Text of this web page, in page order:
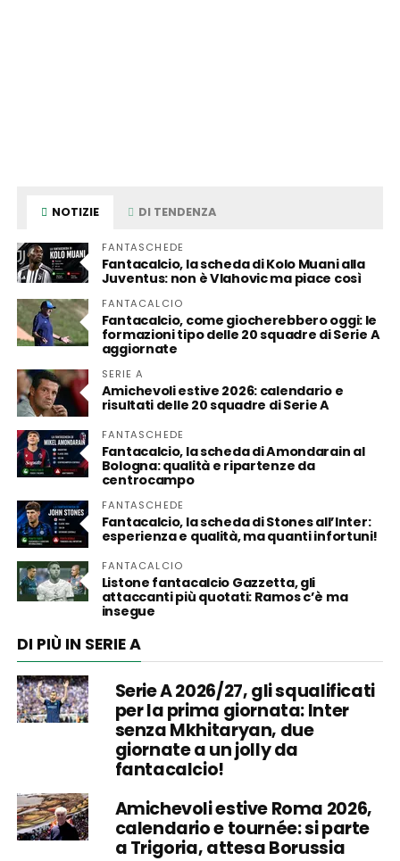
NOTIZIE DI TENDENZA
FANTASCHEDE
Fantacalcio, la scheda di Kolo Muani alla
Juventus: non è Vlahovic ma piace così
FANTACALCIO
Fantacalcio, come giocherebbero oggi: le
formazioni tipo delle 20 squadre di Serie A
aggiornate
SERIE A
Amichevoli estive 2026: calendario e
risultati delle 20 squadre di Serie A
FANTASCHEDE
Fantacalcio, la scheda di Amondarain al
Bologna: qualità e ripartenze da
centrocampo
FANTASCHEDE
Fantacalcio, la scheda di Stones all’Inter:
esperienza e qualità, ma quanti infortuni!
FANTACALCIO
Listone fantacalcio Gazzetta, gli
attaccanti più quotati: Ramos c’è ma
insegue
DI PIÙ IN SERIE A
Serie A 2026/27, gli squalificati
per la prima giornata: Inter
senza Mkhitaryan, due
giornate a un jolly da
fantacalcio!
Amichevoli estive Roma 2026,
calendario e tournée: si parte
a Trigoria, attesa Borussia